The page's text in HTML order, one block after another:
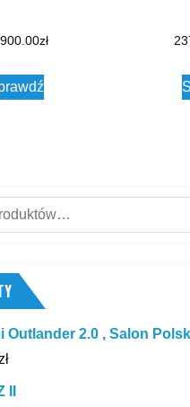
zł
Outlander 2.0 , Salon